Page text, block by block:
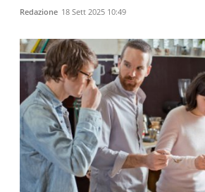
Redazione 18 Sett 2025 10:49